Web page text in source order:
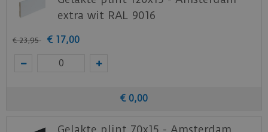
extra wit RAL 9016
€ 23,95 € 17,00
€ 0,00
Gelakte plint 70x15 - Amsterdam